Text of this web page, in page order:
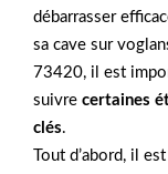
débarrasser
sa cave sur
73420, il est
suivre certaines
clés.
Tout d’abord, il est